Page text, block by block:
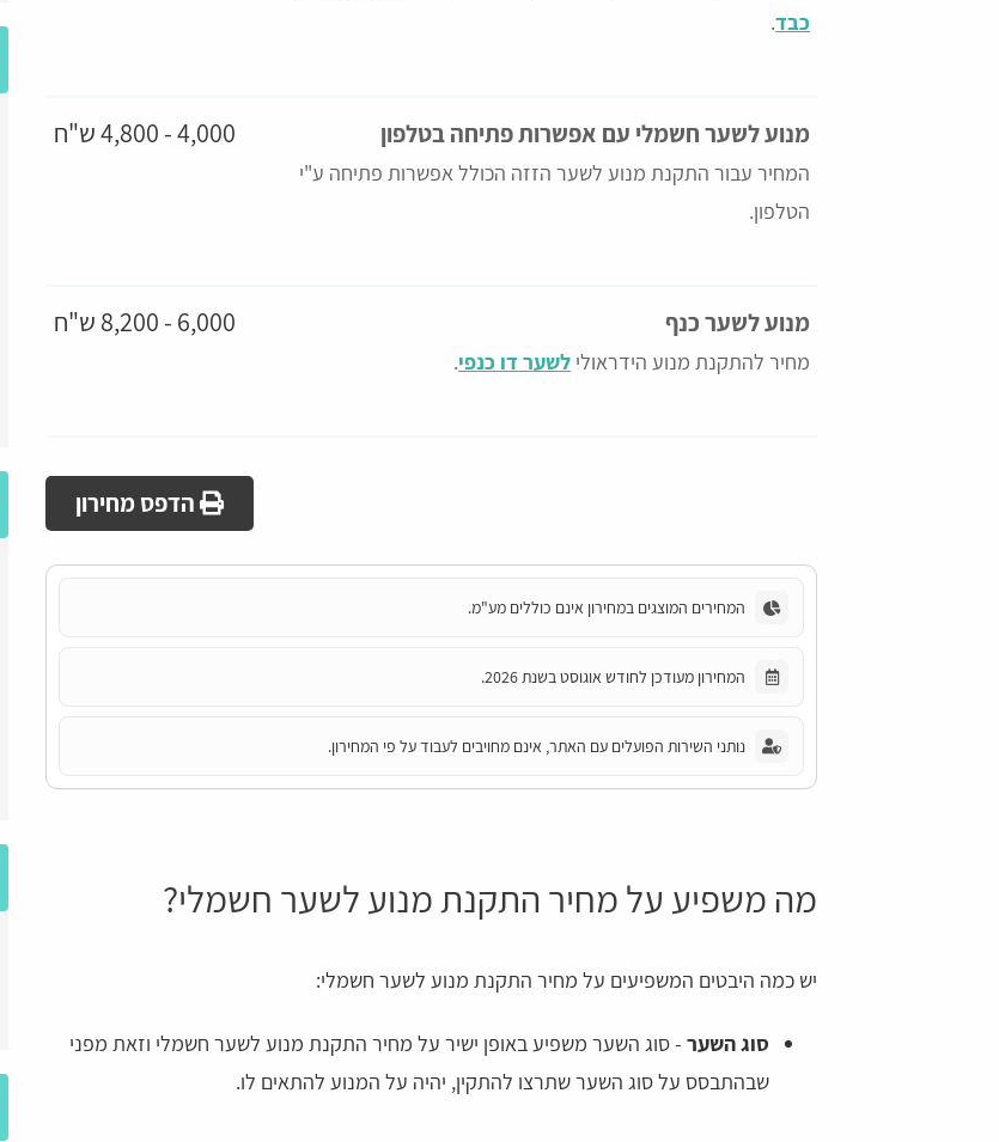
כבד.
מנוע לשער חשמלי עם אפשרות פתיחה בטלפון
המחיר עבור התקנת מנוע לשער הזזה הכולל אפשרות פתיחה ע"י
הטלפון.
4,000 - 4,800 ש"ח
מנוע לשער כנף
מחיר להתקנת מנוע הידראולי לשער דו כנפי.
6,000 - 8,200 ש"ח
הדפס מחירון
המחירים המוצגים במחירון אינם כוללים מע"מ.
המחירון מעודכן לחודש אוגוסט בשנת 2026.
נותני השירות הפועלים עם האתר, אינם מחויבים לעבוד על פי המחירון.
מה משפיע על מחיר התקנת מנוע לשער חשמלי?
יש כמה היבטים המשפיעים על מחיר התקנת מנוע לשער חשמלי:
סוג השער - סוג השער משפיע באופן ישיר על מחיר התקנת מנוע לשער חשמלי וזאת מפני
שבהתבסס על סוג השער שתרצו להתקין, יהיה על המנוע להתאים לו.